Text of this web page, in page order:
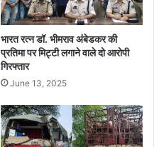
भारत रत्न डॉ. भीमराव अंबेडकर की
प्रतिमा पर मिट्टी लगाने वाले दो आरोपी
गिरफ्तार
June 13, 2025